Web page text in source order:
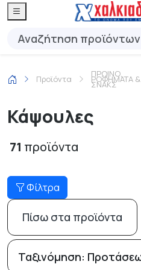
Προϊόντα ΠΡΩΙΝΟ,
ΡΟΦΗΜΑΤΑ &
ΣΝΑΚΣ
Κάψουλες
71 προϊόντα
Φίλτρα
Πίσω στα προϊόντα